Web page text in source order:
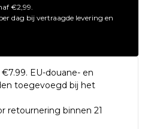
€2,99.
dag bij vertraagde levering en
EU-douane- en
toegevoegd bij het
retournering binnen 21